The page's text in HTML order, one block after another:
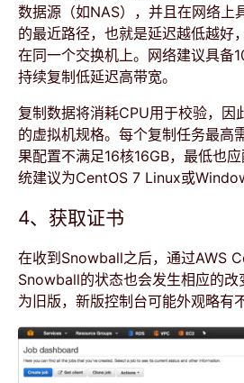
数据源（如NAS），并且在网络上
的最近路径，也就是延迟越低越好
在同一个交换机上。网络建议具备
持续复制低延迟高带宽。
复制数据将消耗CPU用于校验，因
的虚拟机规格。每个复制任务最高
果配置不满足16核16GB，最低也
统建议为CentOS 7 Linux或
4、获取证书
在收到Snowball之后，通过AWS
Snowball的状态也会发生相应的改
为旧版，新版控制台可能外观略有不